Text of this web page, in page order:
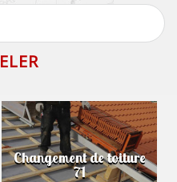
Changement de toiture
71